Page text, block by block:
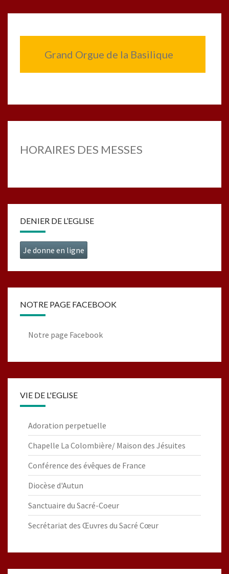
Grand Orgue de la Basilique
HORAIRES DES MESSES
DENIER DE L’EGLISE
Je donne en ligne
NOTRE PAGE FACEBOOK
Notre page Facebook
VIE DE L'EGLISE
Adoration perpetuelle
Chapelle La Colombière/ Maison des Jésuites
Conférence des évêques de France
Diocèse d'Autun
Sanctuaire du Sacré-Coeur
Secrétariat des Œuvres du Sacré Cœur